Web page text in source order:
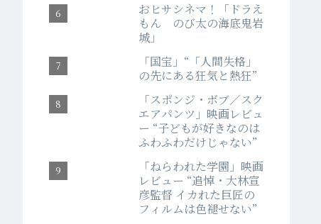
おヒサシネマ！「ドラえ
もん のび太の海底鬼岩
城」
「国宝」“「人間失格」
の先にある狂気と熱狂”
「スポンジ・ボブ／スク
エアパンツ」映画レビュ
ー “子どもが好きなのは
ふわふわだけじゃない”
「ねらわれた学園」映画
レビュー “追悼・大林宣
彦監督 イカれた巨匠の
フィルムは色褪せない”